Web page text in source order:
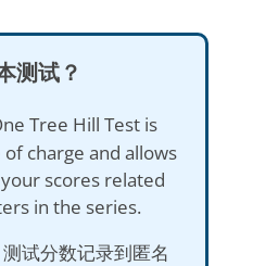
测试？
Tree Hill Test is
charge and allows
scores related
in the series.
测试分数记录到匿名